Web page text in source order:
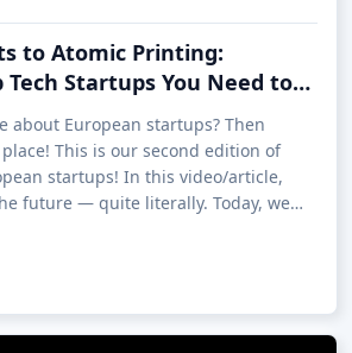
to Atomic Printing:
Tech Startups You Need to
about European startups? Then
This is our second edition of
startups! In this video/article,
future — quite literally. Today, we